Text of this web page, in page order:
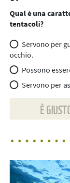
Qual è una
tentacoli?
Servono per
occhio.
Possono
Servono per
È